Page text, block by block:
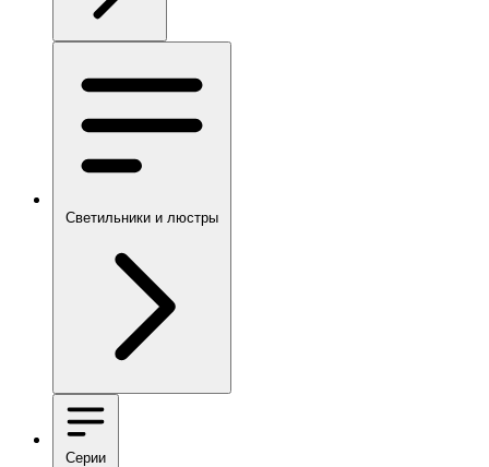
Светильники и люстры
Серии